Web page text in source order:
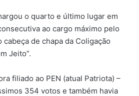
o quarto e último lugar em
ao cargo máximo pelo
de chapa da Coligação
Jeito”.
filiado ao PEN (atual Patriota) –
354 votos e também havia